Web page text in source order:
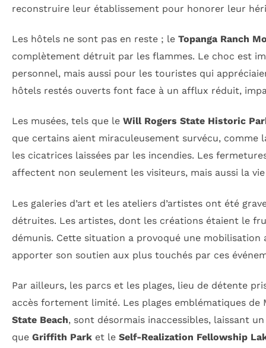
reconstruire leur établissement pour honorer leur
Les hôtels ne sont pas en reste ; le Topanga Ranch
complètement détruit par les flammes. Le choc est
personnel, mais aussi pour les touristes qui
hôtels restés ouverts font face à un afflux réduit,
Les musées, tels que le Will Rogers State Historic
que certains aient miraculeusement survécu, comme
les cicatrices laissées par les incendies. Les
affectent non seulement les visiteurs, mais aussi la
Les galeries d’art et les ateliers d’artistes ont été
détruites. Les artistes, dont les créations étaient le
démunis. Cette situation a provoqué une
apporter son soutien aux plus touchés par ces
Par ailleurs, les parcs et les plages, lieu de détente
accès fortement limité. Les plages emblématiques de
State Beach, sont désormais inaccessibles, laissant
que Griffith Park et le Self-Realization Fellowship